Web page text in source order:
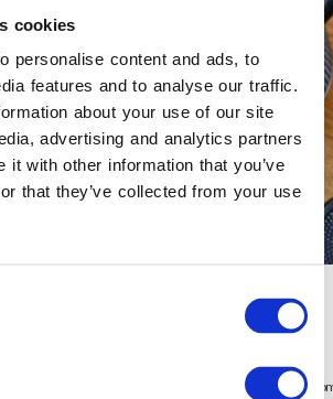
cookies
personalise content and ads, to
features and to analyse our traffic.
about your use of our site
advertising and analytics partners
it with other information that you’ve
that they’ve collected from your use
Pärlans
ditt första köp på nätet och ta del av erbjudanden året